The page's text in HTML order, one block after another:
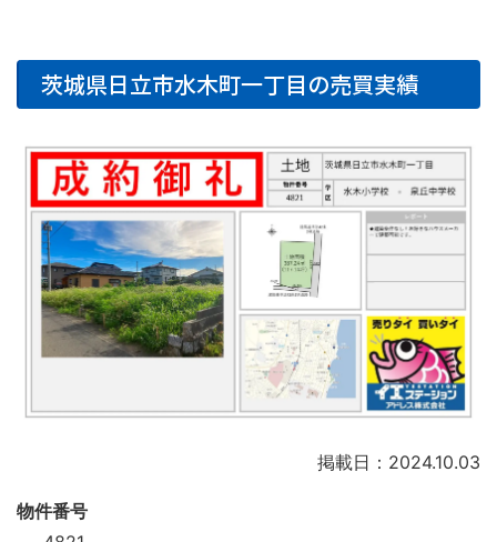
茨城県日立市水木町一丁目の売買実績
掲載日：2024.10.03
物件番号